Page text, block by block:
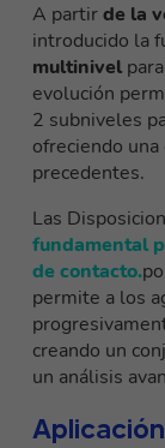
A partirde la
introducido la
multinivel
evolución
2 subniveles
ofreciendo
precedentes.
Las
fundamental
de contacto.
permite a los
creando un
un análisis